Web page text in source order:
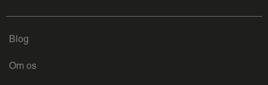
Blog
Om os